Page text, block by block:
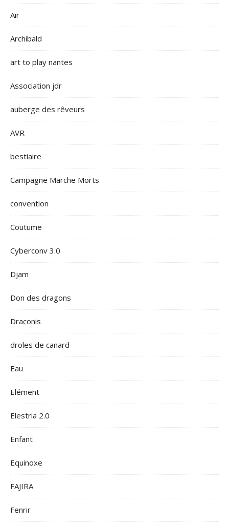
Air
Archibald
art to play nantes
Association jdr
auberge des rêveurs
AVR
bestiaire
Campagne Marche Morts
convention
Coutume
Cyberconv 3.0
Djam
Don des dragons
Draconis
droles de canard
Eau
Elément
Elestria 2.0
Enfant
Equinoxe
FAJIRA
Fenrir